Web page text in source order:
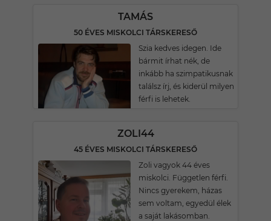
TAMÁS
50 ÉVES MISKOLCI TÁRSKERESŐ
Szia kedves idegen. Ide
bármit írhat nék, de
inkább ha szimpatikusnak
találsz írj, és kiderül milyen
férfi is lehetek.
ZOLI44
45 ÉVES MISKOLCI TÁRSKERESŐ
Zoli vagyok 44 éves
miskolci. Független férfi.
Nincs gyerekem, házas
sem voltam, egyedül élek
a saját lakásomban.